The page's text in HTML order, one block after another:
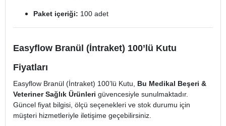
Paket içeriği: 100 adet
Easyflow Branül (İntraket) 100’lü Kutu
Fiyatları
Easyflow Branül (İntraket) 100’lü Kutu, Bu Medikal Beşeri &
Veteriner Sağlık Ürünleri güvencesiyle sunulmaktadır.
Güncel fiyat bilgisi, ölçü seçenekleri ve stok durumu için
müşteri hizmetleriyle iletişime geçebilirsiniz.